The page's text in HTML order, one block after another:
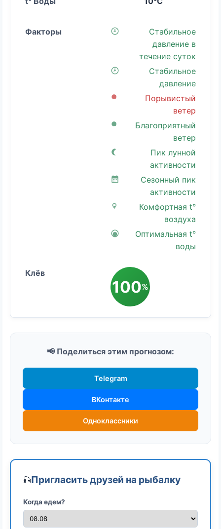
Стабильное
давление в
течение суток
Стабильное
давление
Порывистый
ветер
Благоприятный
ветер
Пик лунной
активности
Сезонный пик
активности
Комфортная t°
воздуха
Оптимальная t°
воды
100%
📢 Поделиться этим прогнозом:
Telegram
ВКонтакте
Одноклассники
🎣Пригласить друзей на рыбалку
Когда едем?